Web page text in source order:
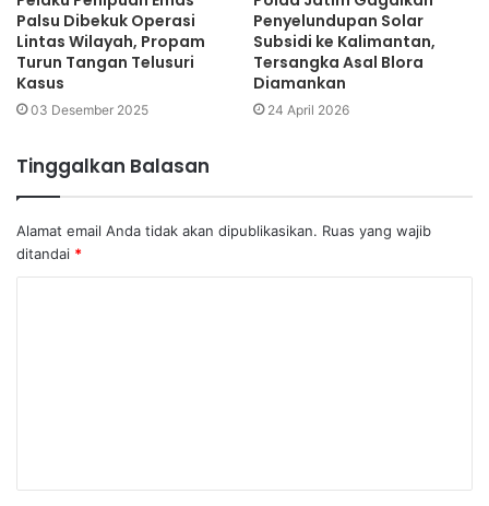
Palsu Dibekuk Operasi
Lintas Wilayah, Propam
Turun Tangan Telusuri
Kasus
03 Desember 2025
Penyelundupan Solar
Subsidi ke Kalimantan,
Tersangka Asal Blora
Diamankan
24 April 2026
Tinggalkan Balasan
Alamat email Anda tidak akan dipublikasikan. Ruas yang wajib
ditandai *
a